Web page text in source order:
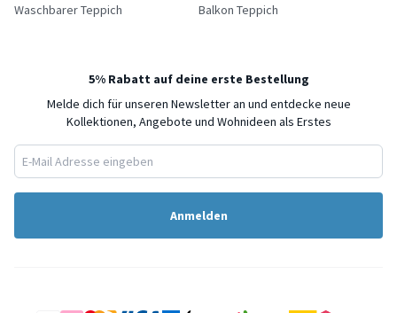
Waschbarer Teppich Balkon Teppich
5% Rabatt auf deine erste Bestellung
Melde dich für unseren Newsletter an und entdecke neue
Kollektionen, Angebote und Wohnideen als Erstes
Anmelden